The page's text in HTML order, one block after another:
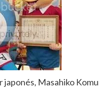
Masahiko